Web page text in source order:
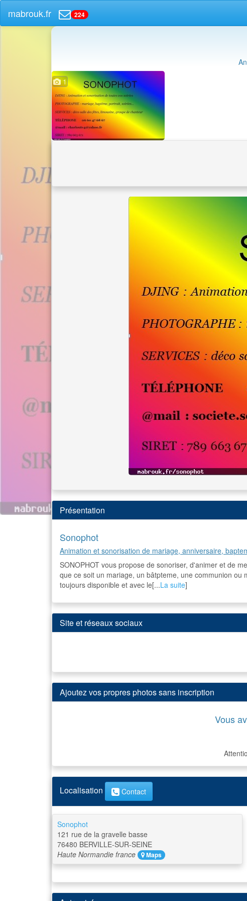
mabrouk.fr 224
1
Présentation
Sonophot
Animation et sonorisation de mariage, anniversaire,
SONOPHOT vous propose de sonoriser, d'animer et de
que ce soit un mariage, un bâtpteme, une communion
toujours disponible et avec le[...La suite]
Site et réseaux sociaux
Ajoutez vos propres photos sans inscription
Vous
Localisation Contact
Sonophot
121 rue de la gravelle basse
76480 BERVILLE-SUR-SEINE
Haute Normandie france Maps